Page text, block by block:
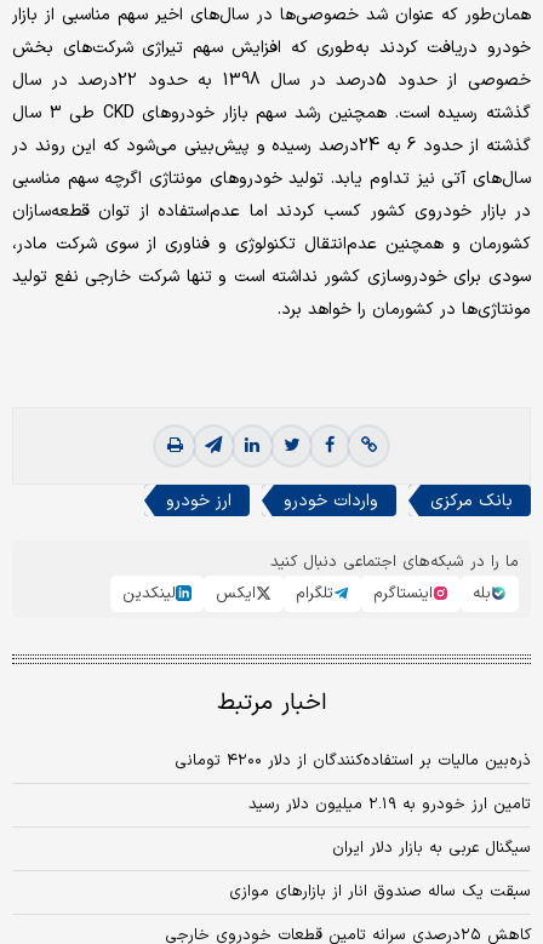
همان‌طور که عنوان شد خصوصی‌ها در سال‌های اخیر سهم مناسبی از بازار
خودرو دریافت کردند به‌طوری که افزایش سهم تیراژی شرکت‌های بخش
خصوصی از حدود 5‌درصد در سال 1398 به حدود 22‌درصد در سال
گذشته رسیده است. همچنین رشد سهم بازار خودروهای CKD طی 3 سال
گذشته از حدود 6 به 24درصد رسیده و پیش‌بینی می‌شود که این روند در
سال‌های آتی نیز تداوم یابد. تولید خودروهای مونتاژی اگر‌چه سهم مناسبی
در بازار خودروی کشور کسب کردند اما عدم‌استفاده از توان قطعه‌سازان
کشورمان و همچنین عدم‌انتقال تکنولوژی و فناوری از سوی شرکت مادر،
سودی برای خودروسازی کشور نداشته است و تنها شرکت خارجی نفع تولید
مونتاژی‌ها در کشورمان را خواهد برد.
بانک مرکزی واردات خودرو ارز خودرو
ما را در شبکه‌های اجتماعی دنبال کنید
بله
اینستاگرم تلگرام ایکس لینکدین
اخبار مرتبط
ذره‌بین مالیات بر استفاده‌کنندگان از دلار ۴۲۰۰ تومانی
تامین ارز خودرو به ۲.۱۹ میلیون دلار رسید
سیگنال عربی به بازار دلار ایران
سبقت یک ساله صندوق انار از بازارهای موازی
کاهش ۲۵درصدی سرانه تامین قطعات خودروی خارجی